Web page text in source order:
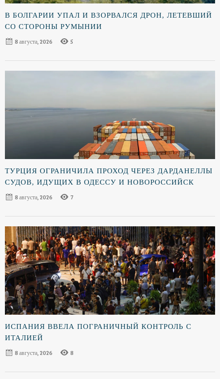
В БОЛГАРИИ УПАЛ И ВЗОРВАЛСЯ ДРОН, ЛЕТЕВШИЙ
СО СТОРОНЫ РУМЫНИИ
8 августа, 2026
5
ТУРЦИЯ ОГРАНИЧИЛА ПРОХОД ЧЕРЕЗ ДАРДАНЕЛЛЫ
СУДОВ, ИДУЩИХ В ОДЕССУ И НОВОРОССИЙСК
8 августа, 2026
7
ИСПАНИЯ ВВЕЛА ПОГРАНИЧНЫЙ КОНТРОЛЬ С
ИТАЛИЕЙ
8 августа, 2026
8